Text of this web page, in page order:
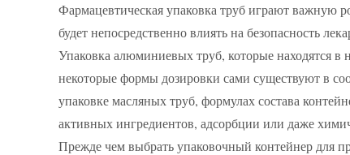
Фармацевтическая упаковка труб играют важную
будет непосредственно влиять на безопасность
Упаковка алюминиевых труб, которые находятся в
некоторые формы дозировки сами существуют в
упаковке масляных труб, формулах состава
активных ингредиентов, адсорбции или даже
Прежде чем выбрать упаковочный контейнер для